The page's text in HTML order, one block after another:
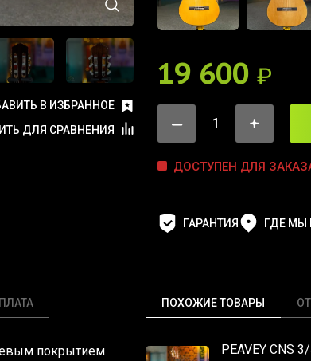
В ИЗБРАННОЕ
ДЛЯ СРАВНЕНИЯ
19 600 ₽
ДОСТУПЕН ДЛЯ
ГАРАНТИЯ ГДЕ МЫ
покрытием
ПОХОЖИЕ ТОВАРЫ
PEAVEY CNS